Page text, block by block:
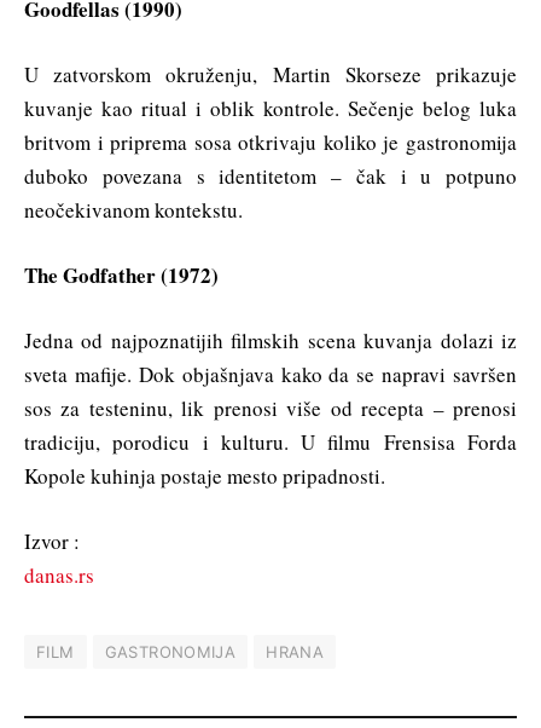
Goodfellas (1990)
U zatvorskom okruženju, Martin Skorseze prikazuje
kuvanje kao ritual i oblik kontrole. Sečenje belog luka
britvom i priprema sosa otkrivaju koliko je gastronomija
duboko povezana s identitetom – čak i u potpuno
neočekivanom kontekstu.
The Godfather (1972)
Jedna od najpoznatijih filmskih scena kuvanja dolazi iz
sveta mafije. Dok objašnjava kako da se napravi savršen
sos za testeninu, lik prenosi više od recepta – prenosi
tradiciju, porodicu i kulturu. U filmu Frensisa Forda
Kopole kuhinja postaje mesto pripadnosti.
Izvor :
danas.rs
FILM GASTRONOMIJA HRANA